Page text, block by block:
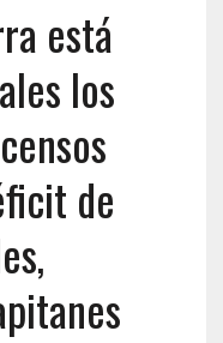
está
los
de